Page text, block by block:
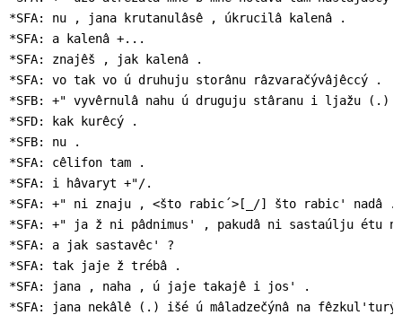
*SFA: nu , jana krutanulâsê , úkrucilâ kalenâ .
*SFA: a kalenâ +...
*SFA: znajêš , jak kalenâ .
*SFA: vo tak vo ú druhuju storânu râzvaračývâjêccý .
*SFB: +" vyvêrnulâ nahu ú druguju stâranu i ljažu (.)
*SFD: kak kurêcý .
*SFB: nu .
*SFA: cêlifon tam .
*SFA: i hâvaryt +"/.
*SFA: +" ni znaju , <što rabic´>[_/] što rabic' nadâ .
*SFA: +" ja ž ni pâdnimus' , pakudâ ni sastaúlju étu
*SFA: a jak sastavêc' ?
*SFA: tak jaje ž trébâ .
*SFA: jana , naha , ú jaje takajê i jos' .
*SFA: jana nekâlê (.) išé ú mâladzečýnâ na